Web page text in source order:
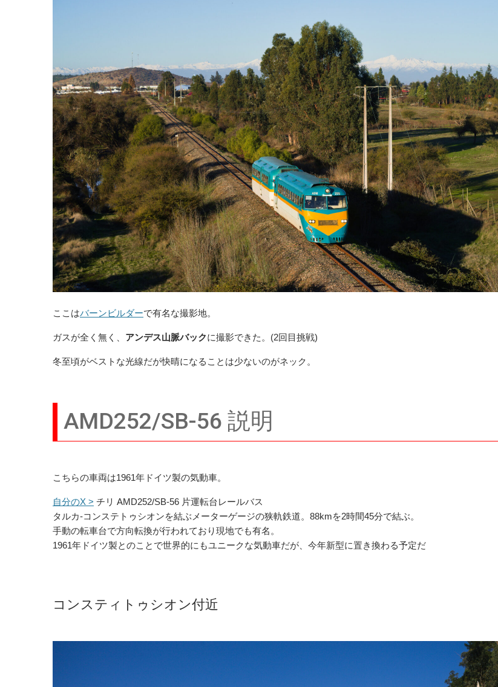
ここはバーンビルダーで有名な撮影地。
ガスが全く無く、 アンデス山脈バックに撮影できた。(2回目挑戦)
冬至頃がベストな光線だが快晴になることは少ないのがネック。
AMD252/SB-56 説明
こちらの車両は1961年ドイツ製の気動車。
自分のX > チリ AMD252/SB-56 片運転台レールバス
タルカ-コンステトゥシオンを結ぶメーターゲージの狭軌鉄道。88kmを2時間45分で結ぶ。
手動の転車台で方向転換が行われており現地でも有名。
1961年ドイツ製とのことで世界的にもユニークな気動車だが、今年新型に置き換わる予定だ
コンスティトゥシオン付近